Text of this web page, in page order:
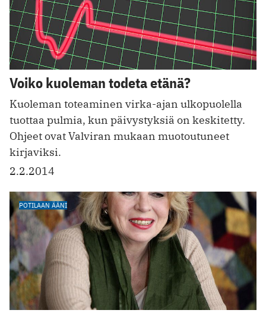
Voiko kuoleman todeta etänä?
Kuoleman toteaminen virka-ajan ulkopuolella
tuottaa pulmia, kun päivystyksiä on keskitetty.
Ohjeet ovat Valviran mukaan muotoutuneet
kirjaviksi.
2.2.2014
POTILAAN ÄÄNI